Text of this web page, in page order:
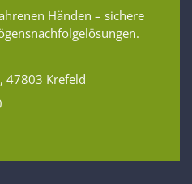
Händen – sichere
47803 Krefeld